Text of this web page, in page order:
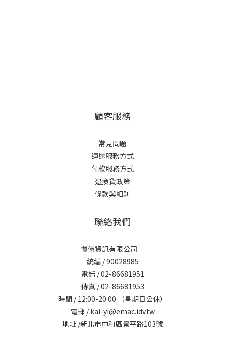
顧客服務
常見問題
運送服務方式
付款服務方式
退換貨政策
條款與細則
聯絡我們
愷億資訊有限公司
統編 / 90028985
電話 / 02-86681951
傳真 / 02-86681953
時間 / 12:00-20:00 （星期日公休）
電郵 / kai-yi@emac.idv.tw
地址 /新北市中和區景平路103號